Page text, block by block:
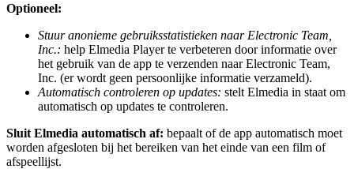
Optioneel:
Stuur anonieme gebruiksstatistieken naar Electronic Team,
Inc.: help Elmedia Player te verbeteren door informatie over
het gebruik van de app te verzenden naar Electronic Team,
Inc. (er wordt geen persoonlijke informatie verzameld).
Automatisch controleren op updates: stelt Elmedia in staat om
automatisch op updates te controleren.
Sluit Elmedia automatisch af: bepaalt of de app automatisch moet
worden afgesloten bij het bereiken van het einde van een film of
afspeellijst.